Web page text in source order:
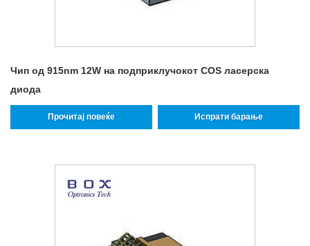
Чип од 915nm 12W на подприклучокот COS ласерска
диода
Прочитај повеќе Испрати барање